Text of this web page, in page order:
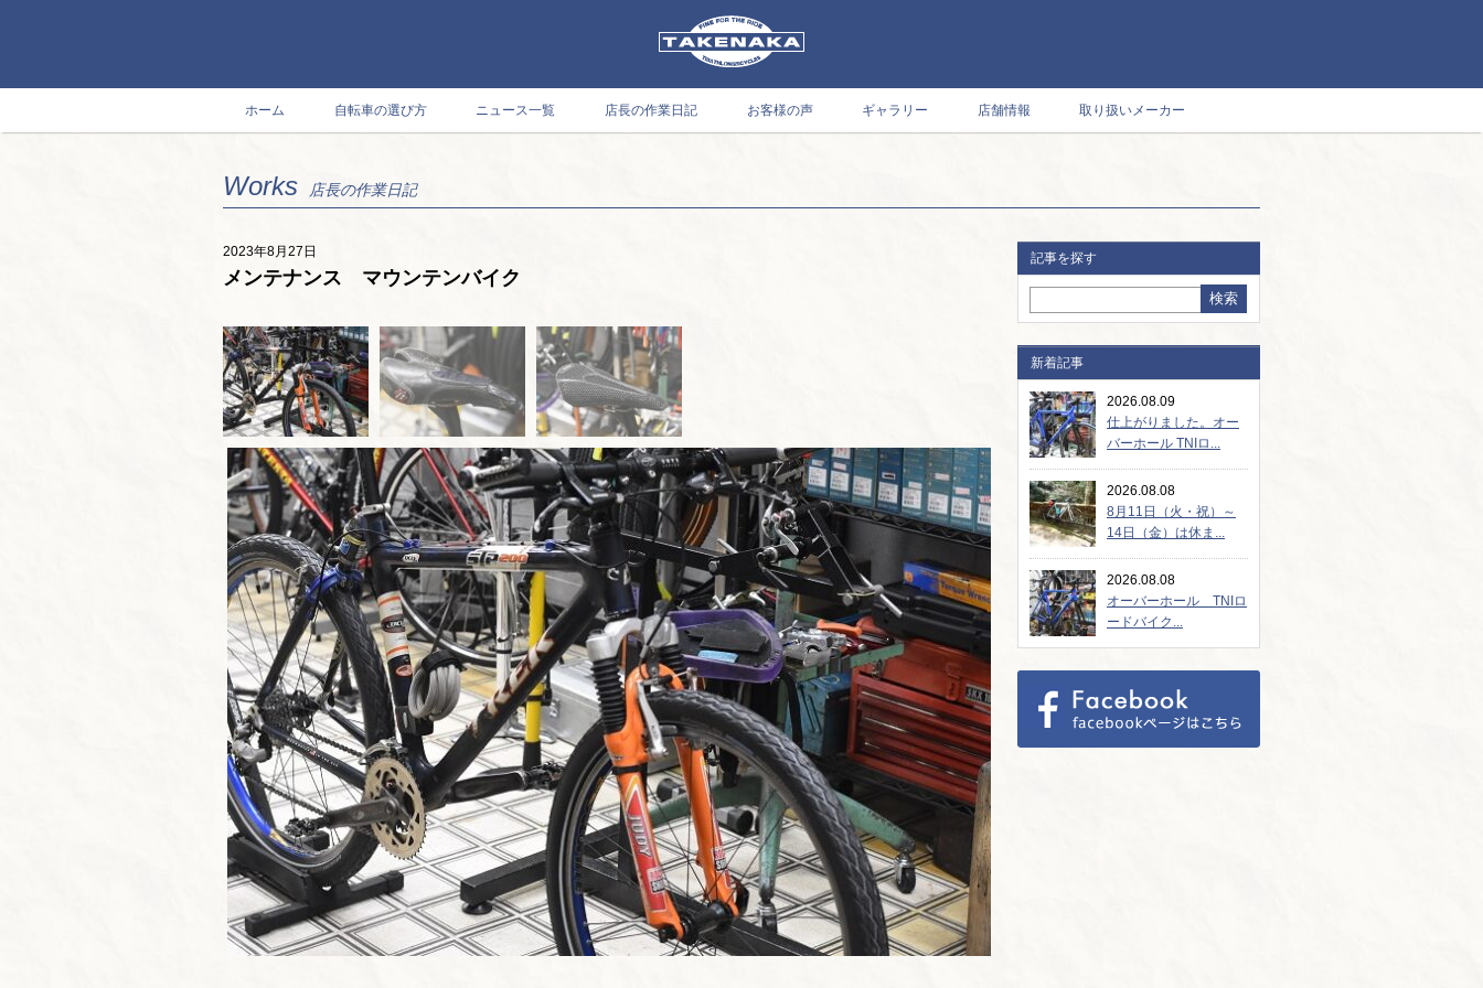
ホーム 自転車の選び方 ニュース一覧 店長の作業日記 お客様の声 ギャラリー 店舗情報 取り扱いメーカー
Works 店長の作業日記
2023年8月27日
メンテナンス マウンテンバイク
記事を探す
新着記事
2026.08.09
仕上がりました。オー
バーホール TNIロ...
2026.08.08
8月11日（火・祝）～
14日（金）は休ま...
2026.08.08
オーバーホール TNIロ
ードバイク...